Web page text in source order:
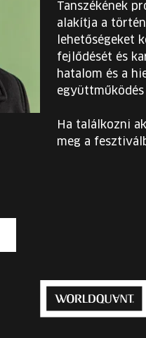
Tanszékének
alakítja a
lehetőségeket
fejlődését és
hatalom és a
Ha találkozni
meg a